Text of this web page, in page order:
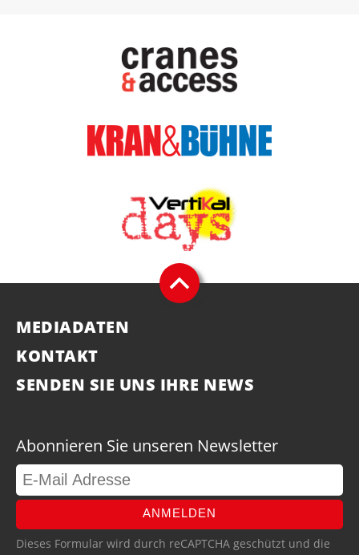
MEDIADATEN
KONTAKT
SENDEN SIE UNS IHRE NEWS
Abonnieren Sie unseren Newsletter
ANMELDEN
Dieses Formular wird durch reCAPTCHA geschützt und die